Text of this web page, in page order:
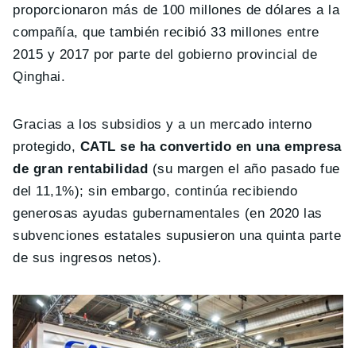
proporcionaron más de 100 millones de dólares a la
compañía, que también recibió 33 millones entre
2015 y 2017 por parte del gobierno provincial de
Qinghai.
Gracias a los subsidios y a un mercado interno
protegido, CATL se ha convertido en una empresa
de gran rentabilidad (su margen el año pasado fue
del 11,1%); sin embargo, continúa recibiendo
generosas ayudas gubernamentales (en 2020 las
subvenciones estatales supusieron una quinta parte
de sus ingresos netos).